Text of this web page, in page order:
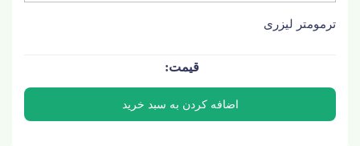
ترمومتر لیزری